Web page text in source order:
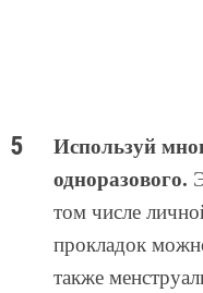
Используй
одноразового.
том числе
прокладок
также